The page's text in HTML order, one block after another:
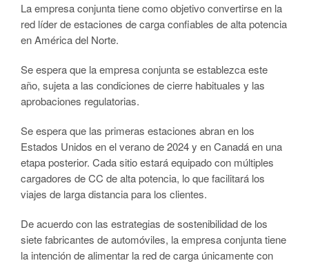
La empresa conjunta tiene como objetivo convertirse en la
red líder de estaciones de carga confiables de alta potencia
en América del Norte.
Se espera que la empresa conjunta se establezca este
año, sujeta a las condiciones de cierre habituales y las
aprobaciones regulatorias.
Se espera que las primeras estaciones abran en los
Estados Unidos en el verano de 2024 y en Canadá en una
etapa posterior. Cada sitio estará equipado con múltiples
cargadores de CC de alta potencia, lo que facilitará los
viajes de larga distancia para los clientes.
De acuerdo con las estrategias de sostenibilidad de los
siete fabricantes de automóviles, la empresa conjunta tiene
la intención de alimentar la red de carga únicamente con